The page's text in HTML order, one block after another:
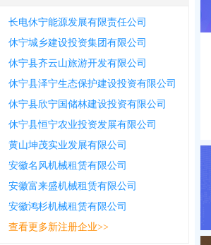
长电休宁能源发展有限责任公司
休宁城乡建设投资集团有限公司
休宁县齐云山旅游开发有限公司
休宁县泽宁生态保护建设投资有限公司
休宁县欣宁国储林建设投资有限公司
休宁县恒宁农业投资发展有限公司
黄山坤茂实业发展有限公司
安徽名风机械租赁有限公司
安徽富来盛机械租赁有限公司
安徽鸿杉机械租赁有限公司
查看更多新注册企业>>